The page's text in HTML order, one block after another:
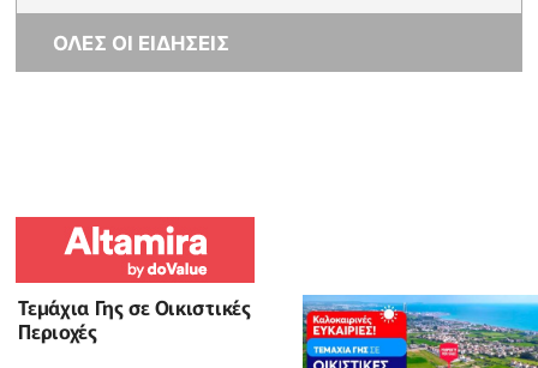
ΟΛΕΣ ΟΙ ΕΙΔΗΣΕΙΣ
Τεμάχια Γης σε Οικιστικές
Περιοχές